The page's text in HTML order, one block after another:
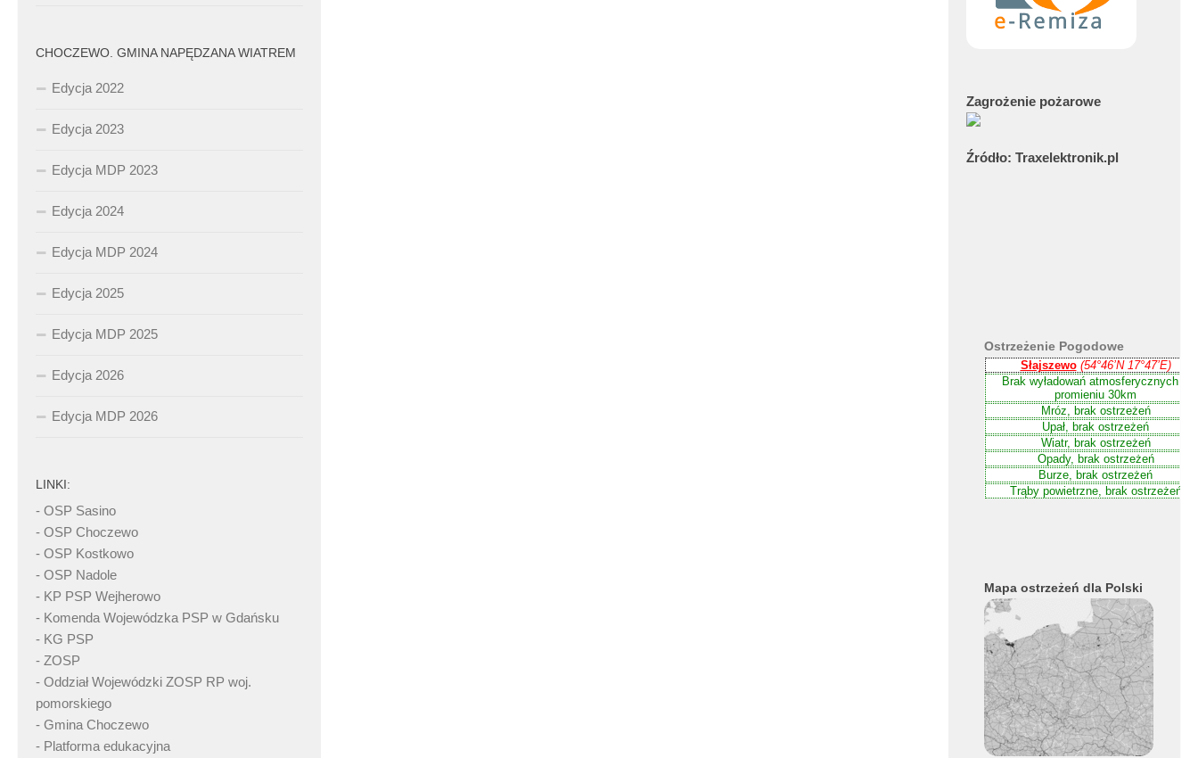
CHOCZEWO. GMINA NAPĘDZANA WIATREM
Edycja 2022
Edycja 2023
Edycja MDP 2023
Edycja 2024
Edycja MDP 2024
Edycja 2025
Edycja MDP 2025
Edycja 2026
Edycja MDP 2026
LINKI:
- OSP Sasino
- OSP Choczewo
- OSP Kostkowo
- OSP Nadole
- KP PSP Wejherowo
- Komenda Wojewódzka PSP w Gdańsku
- KG PSP
- ZOSP
- Oddział Wojewódzki ZOSP RP woj.
pomorskiego
- Gmina Choczewo
- Platforma edukacyjna
Zagrożenie pożarowe
Źródło: Traxelektronik.pl
Ostrzeżenie Pogodowe
Mapa ostrzeżeń dla Polski